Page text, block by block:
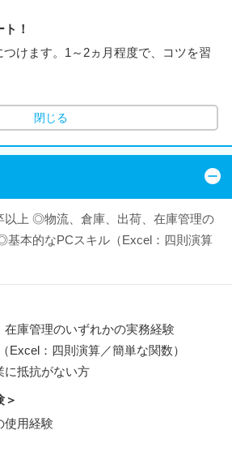
！
けます。1～2ヵ月程度で、コツを習
閉じる
以上 ◎物流、倉庫、出荷、在庫管理の
基本的なPCスキル（Excel：四則演算
庫管理のいずれかの実務経験
：四則演算／簡単な関数）
抵抗がない方
＞
使用経験